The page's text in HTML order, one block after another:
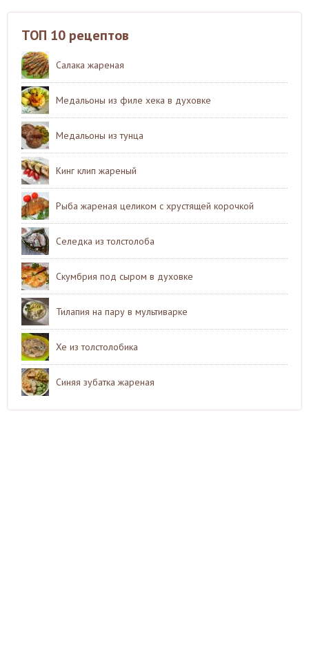
ТОП 10 рецептов
Салака жареная
Медальоны из филе хека в духовке
Медальоны из тунца
Кинг клип жареный
Рыба жареная целиком с хрустящей корочкой
Селедка из толстолоба
Скумбрия под сыром в духовке
Тилапия на пару в мультиварке
Хе из толстолобика
Синяя зубатка жареная